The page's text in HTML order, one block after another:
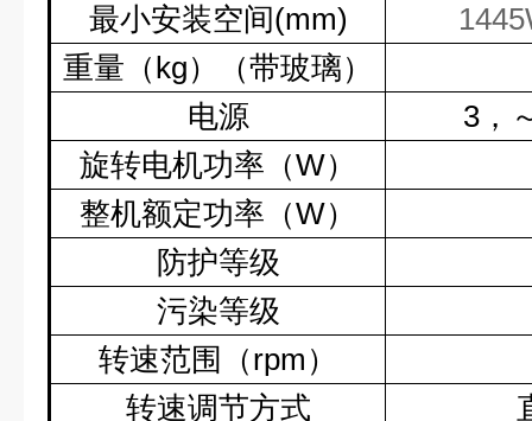
最小安装空间(mm)
重量（kg）（带玻璃）
电源
3，
旋转电机功率（W）
整机额定功率（W）
防护等级
污染等级
转速范围（rpm ）
转速调节方式